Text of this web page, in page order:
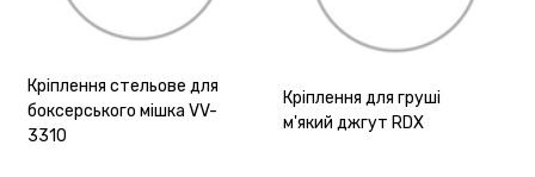
Кріплення стельове для
боксерського мішка VV-
3310
Кріплення для груші
м'який джгут RDX